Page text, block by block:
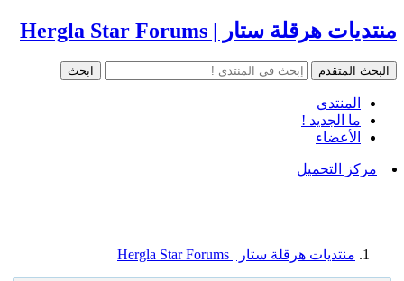
منتديات هرقلة ستار | Hergla Star Forums
المنتدى
ما الجديد !
الأعضاء
مركز التحميل
منتديات هرقلة ستار | Hergla Star Forums